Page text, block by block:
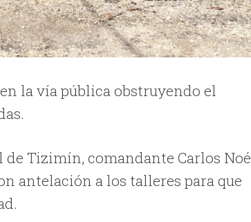
la vía pública obstruyendo el
Tizimín, comandante Carlos Noé
antelación a los talleres para que